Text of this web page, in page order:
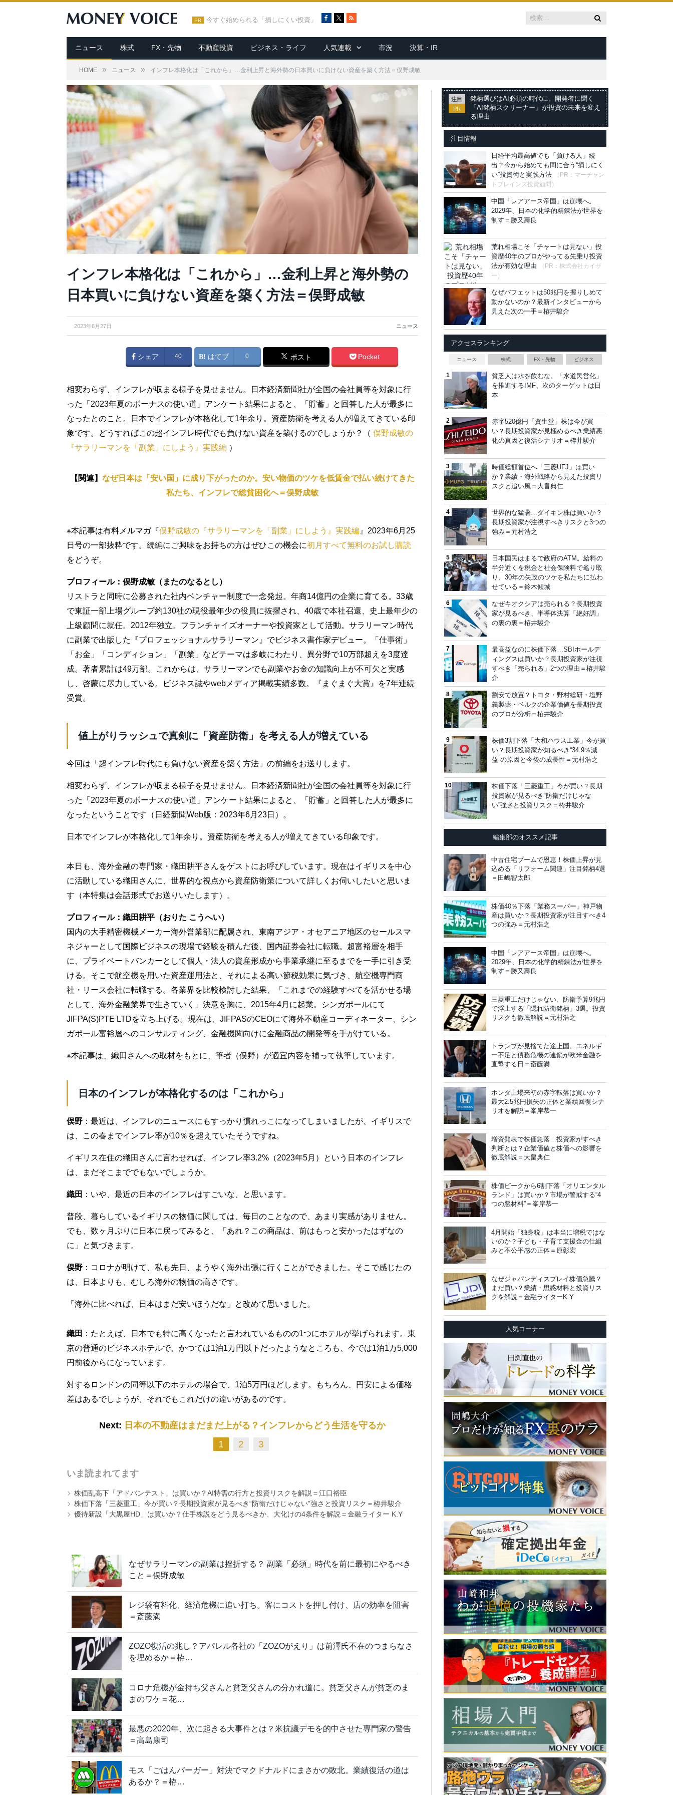
PR 今すぐ始められる「損しにくい投資」
c
e
b
o
k
R
S
ニュース 株式 FX・先物 不動産投資 ビジネス・ライフ 人気連載 市況 決算・IR
HOME » ニュース » インフレ本格化は「これから」…金利上昇と海外勢の日本買いに負けない資産を築く方法＝俣野成敏
インフレ本格化は「これから」…金利上昇と海外勢の
日本買いに負けない資産を築く方法＝俣野成敏
2023年6月27日 ニュース
シェア 40 はてブ 0 ポスト Pocket
相変わらず、インフレが収まる様子を見せません。日本経済新聞社が全国の会社員等を対象に行
った「2023年夏のボーナスの使い道」アンケート結果によると、「貯蓄」と回答した人が最多に
なったとのこと。日本でインフレが本格化して1年余り。資産防衛を考える人が増えてきている印
象です。どうすればこの超インフレ時代でも負けない資産を築けるのでしょうか？（ 俣野成敏の
『サラリーマンを「副業」にしよう』実践編 ）
【関連】 なぜ日本は「安い国」に成り下がったのか。安い物価のツケを低賃金で払い続けてきた
私たち、インフレで総貧困化へ＝俣野成敏
※本記事は有料メルマガ『俣野成敏の『サラリーマンを「副業」にしよう』実践編 』2023年6月25
日号の一部抜粋です。続編にご興味をお持ちの方はぜひこの機会に初月すべて無料のお試し購読
をどうぞ。
プロフィール：俣野成敏（またのなるとし）
リストラと同時に公募された社内ベンチャー制度で一念発起。年商14億円の企業に育てる。33歳
で東証一部上場グループ約130社の現役最年少の役員に抜擢され、40歳で本社召還、史上最年少の
上級顧問に就任。2012年独立。フランチャイズオーナーや投資家として活動。サラリーマン時代
に副業で出版した『プロフェッショナルサラリーマン』でビジネス書作家デビュー。「仕事術」
「お金」「コンディション」「副業」などテーマは多岐にわたり、異分野で10万部超えを3度達
成。著者累計は49万部。これからは、サラリーマンでも副業やお金の知識向上が不可欠と実感
し、啓蒙に尽力している。ビジネス誌やwebメディア掲載実績多数。『まぐまぐ大賞』を7年連続
受賞。
値上がりラッシュで真剣に「資産防衛」を考える人が増えている
今回は「超インフレ時代にも負けない資産を築く方法」の前編をお送りします。
相変わらず、インフレが収まる様子を見せません。日本経済新聞社が全国の会社員等を対象に行
った「2023年夏のボーナスの使い道」アンケート結果によると、「貯蓄」と回答した人が最多に
なったということです（日経新聞Web版：2023年6月23日）。
日本でインフレが本格化して1年余り。資産防衛を考える人が増えてきている印象です。
本日も、海外金融の専門家・織田耕平さんをゲストにお呼びしています。現在はイギリスを中心
に活動している織田さんに、世界的な視点から資産防衛策について詳しくお伺いしたいと思いま
す（本特集は会話形式でお送りいたします）。
プロフィール：織田耕平（おりた こうへい）
国内の大手精密機械メーカー海外営業部に配属され、東南アジア・オセアニア地区のセールスマ
ネジャーとして国際ビジネスの現場で経験を積んだ後、国内証券会社に転職。超富裕層を相手
に、プライベートバンカーとして個人・法人の資産形成から事業承継に至るまでを一手に引き受
ける。そこで航空機を用いた資産運用法と、それによる高い節税効果に気づき、航空機専門商
社・リース会社に転職する。各業界を比較検討した結果、「これまでの経験すべてを活かせる場
として、海外金融業界で生きていく」決意を胸に、2015年4月に起業。シンガポールにて
JIFPA(S)PTE LTDを立ち上げる。現在は、JIFPASのCEOにて海外不動産コーディネーター、シン
ガポール富裕層へのコンサルティング、金融機関向けに金融商品の開発等を手がけている。
※本記事は、織田さんへの取材をもとに、筆者（俣野）が適宜内容を補って執筆しています。
日本のインフレが本格化するのは「これから」
俣野 ：最近は、インフレのニュースにもすっかり慣れっこになってしまいましたが、イギリスで
は、この春までインフレ率が10％を超えていたそうですね。
イギリス在住の織田さんに言わせれば、インフレ率3.2%（2023年5月）という日本のインフレ
は、まだそこまででもないでしょうか。
織田 ：いや、最近の日本のインフレはすごいな、と思います。
普段、暮らしているイギリスの物価に関しては、毎日のことなので、あまり実感がありません。
でも、数ヶ月ぶりに日本に戻ってみると、「あれ？この商品は、前はもっと安かったはずなの
に」と気づきます。
俣野 ：コロナが明けて、私も先日、ようやく海外出張に行くことができました。そこで感じたの
は、日本よりも、むしろ海外の物価の高さです。
「海外に比べれば、日本はまだ安いほうだな」と改めて思いました。
織田 ：たとえば、日本でも特に高くなったと言われているものの1つにホテルが挙げられます。東
京の普通のビジネスホテルで、かつては1泊1万円以下だったようなところも、今では1泊1万5,000
円前後からになっています。
対するロンドンの同等以下のホテルの場合で、1泊5万円ほどします。もちろん、円安による価格
差はあるでしょうが、それでもこれだけの違いがあるのです。
Next: 日本の不動産はまだまだ上がる？インフレからどう生活を守るか
1 2 3
いま読まれてます
株価乱高下「アドバンテスト」は買いか？AI特需の行方と投資リスクを解説＝江口裕臣
株価下落「三菱重工」今が買い？長期投資家が見るべき“防衛だけじゃない”強さと投資リスク＝栫井駿介
優待新設「大黒屋HD」は買いか？仕手株説をどう見るべきか、大化けの4条件を解説＝金融ライター K.Y
なぜサラリーマンの副業は挫折する？ 副業「必須」時代を前に最初にやるべき
こと＝俣野成敏
レジ袋有料化、経済危機に追い打ち。客にコストを押し付け、店の効率を阻害
＝斎藤満
ZOZO復活の兆し？アパレル各社の「ZOZOがえり」は前澤氏不在のつまらなさ
を埋めるか＝栫…
コロナ危機が金持ち父さんと貧乏父さんの分かれ道に。貧乏父さんが貧乏のま
まのワケ＝花…
最悪の2020年、次に起きる大事件とは？米抗議デモを的中させた専門家の警告
＝高島康司
モス「ごはんバーガー」対決でマクドナルドにまさかの敗北。業績復活の道は
あるか？＝栫…
注目
PR
銘柄選びはAI必須の時代に。開発者に聞く
「AI銘柄スクリーナー」が投資の未来を変え
る理由
注目情報
日経平均最高値でも「負ける人」続
出？今から始めても間に合う“損しにく
い”投資術と実践方法
（PR：マーチャン
トブレインズ投資顧問）
中国「レアアース帝国」は崩壊へ。
2029年、日本の化学的精錬法が世界を
制す＝勝又壽良
荒れ相場こそ「チャートは見ない」投
資歴40年のプロがやってる先乗り投資
法が有効な理由
（PR：株式会社カイザ
ー）
なぜバフェットは50兆円を握りしめて
動かないのか？最新インタビューから
見えた次の一手＝栫井駿介
アクセスランキング
ニュース 株式 FX・先物 ビジネス
貧乏人は水を飲むな。「水道民営化」
を推進するIMF、次のターゲットは日
本
赤字520億円「資生堂」株は今が買
い？長期投資家が見極めるべき業績悪
化の真因と復活シナリオ＝栫井駿介
時価総額首位へ「三菱UFJ」は買い
か？業績・海外戦略から見えた投資リ
スクと追い風＝大畠典仁
世界的な猛暑…ダイキン株は買いか？
長期投資家が注視すべきリスクと3つの
強み＝元村浩之
日本国民はまるで政府のATM。給料の
半分近くを税金と社会保険料で毟り取
り、30年の失政のツケを私たちに払わ
せている＝鈴木傾城
なぜキオクシアは売られる？長期投資
家が見るべき、半導体決算「絶好調」
の裏の裏＝栫井駿介
最高益なのに株価下落…SBIホールデ
ィングスは買いか？長期投資家が注視
すべき「売られる」2つの理由＝栫井駿
介
割安で放置？トヨタ・野村総研・塩野
義製薬・ベルクの企業価値を長期投資
のプロが分析＝栫井駿介
株価3割下落「大和ハウス工業」今が買
い？長期投資家が知るべき“34.9％減
益”の原因と今後の成長性＝元村浩之
株価下落「三菱重工」今が買い？長期
投資家が見るべき“防衛だけじゃな
い”強さと投資リスク＝栫井駿介
編集部のオススメ記事
中古住宅ブームで恩恵！株価上昇が見
込める「リフォーム関連」注目銘柄4選
＝田嶋智太郎
株価40％下落「業務スーパー」神戸物
産は買いか？長期投資家が注目すべき4
つの強み＝元村浩之
中国「レアアース帝国」は崩壊へ。
2029年、日本の化学的精錬法が世界を
制す＝勝又壽良
三菱重工だけじゃない、防衛予算9兆円
で浮上する「隠れ防衛銘柄」3選。投資
リスクも徹底解説＝元村浩之
トランプが見捨てた途上国。エネルギ
ー不足と債務危機の連鎖が欧米金融を
直撃する日＝斎藤満
ホンダ上場来初の赤字転落は買いか？
最大2.5兆円損失の正体と業績回復シナ
リオを解説＝峯岸恭一
増資発表で株価急落…投資家がすべき
判断とは？企業価値と株価への影響を
徹底解説＝大畠典仁
株価ピークから6割下落「オリエンタル
ランド」は買いか？市場が警戒する“4
つの悪材料”＝峯岸恭一
4月開始「独身税」は本当に増税ではな
いのか？子ども・子育て支援金の仕組
みと不公平感の正体＝原彰宏
なぜジャパンディスプレイ株価急騰？
まだ買い？業績・思惑材料と投資リス
クを解説＝金融ライターK.Y
人気コーナー